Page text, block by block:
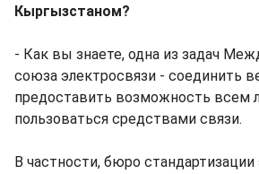
Кыргызстаном?
- Как вы знаете, одна из задач
союза электросвязи - соединить
предоставить возможность всем
пользоваться средствами связи.
В частности, бюро